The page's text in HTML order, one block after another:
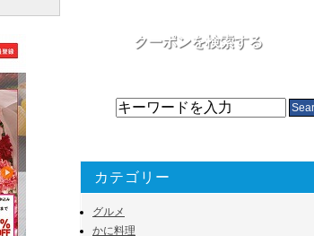
クーポンを検索する
カテゴリー
グルメ
かに料理